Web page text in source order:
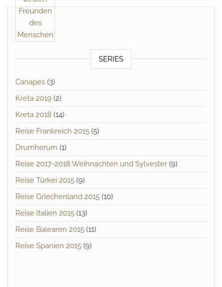
SERIES
Canapes (3)
Kreta 2019 (2)
Kreta 2018 (14)
Reise Frankreich 2015 (5)
Drumherum (1)
Reise 2017-2018 Weihnachten und Sylvester (9)
Reise Türkei 2015 (9)
Reise Griechenland 2015 (10)
Reise Italien 2015 (13)
Reise Balearen 2015 (11)
Reise Spanien 2015 (9)